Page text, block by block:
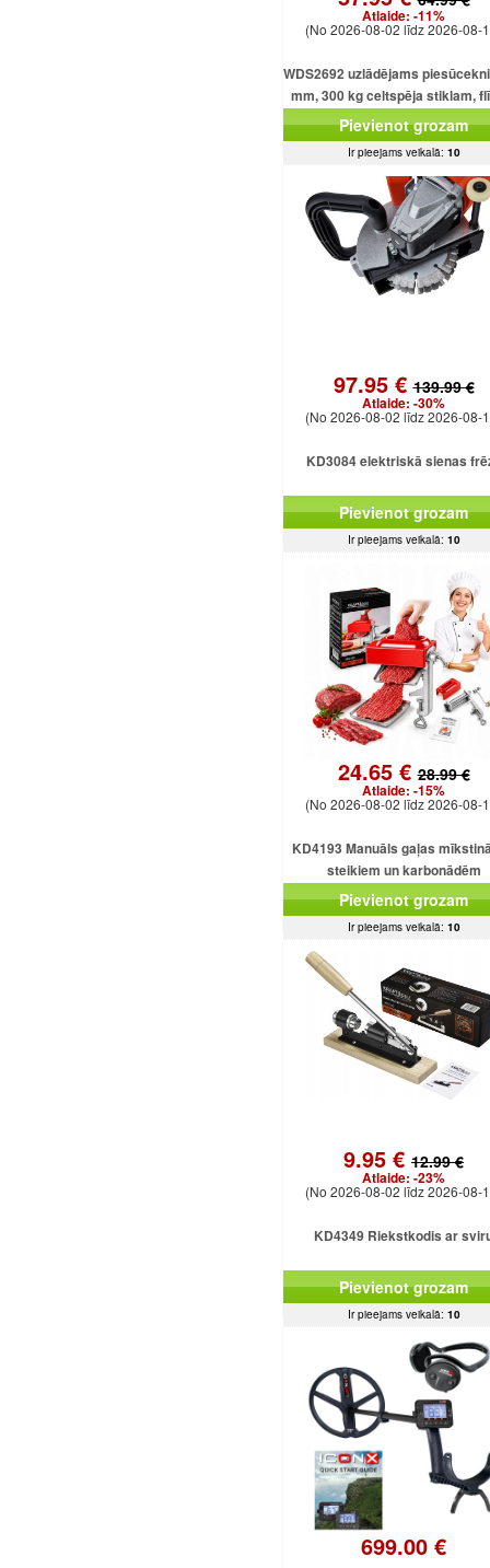
Atlaide: -11%
(No 2026-08-02 līdz 2026-08-
WDS2692 uzlādējams
mm, 300 kg celtspēja stiklam,
un loksnēm
Pievienot grozam
Ir pieejams veikalā: 10
97.95 €139.99 €
Atlaide: -30%
(No 2026-08-02 līdz 2026-08-
KD3084 elektriskā sienas
Pievienot grozam
Ir pieejams veikalā: 10
24.65 €28.99 €
Atlaide: -15%
(No 2026-08-02 līdz 2026-08-
KD4193 Manuāls gaļas
steikiem un karbonādēm
Pievienot grozam
Ir pieejams veikalā: 10
9.95 € 12.99 €
Atlaide: -23%
(No 2026-08-02 līdz 2026-08-
KD4349 Riekstkodis ar
Pievienot grozam
Ir pieejams veikalā: 10
699.00 €